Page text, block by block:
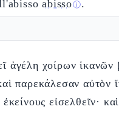
abissoⓘ.
ἀγέλη χοίρων ἱκανῶν
παρεκάλεσαν αὐτὸν
ἐκείνους εἰσελθεῖν·